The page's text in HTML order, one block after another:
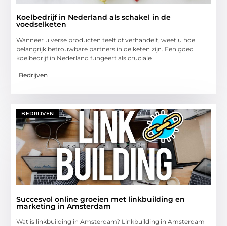
Koelbedrijf in Nederland als schakel in de
voedselketen
Wanneer u verse producten teelt of verhandelt, weet u hoe
belangrijk betrouwbare partners in de keten zijn. Een goed
koelbedrijf in Nederland fungeert als cruciale
Bedrijven
BEDRIJVEN
Succesvol online groeien met linkbuilding en
marketing in Amsterdam
Wat is linkbuilding in Amsterdam? Linkbuilding in Amsterdam